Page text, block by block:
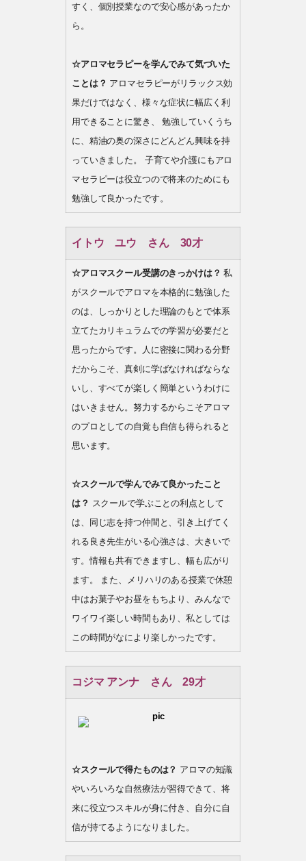
すく、個別授業なので安心感があったか
ら。
☆アロマセラピーを学んでみて気づいた
ことは？ アロマセラピーがリラックス効
果だけではなく、様々な症状に幅広く利
用できることに驚き、 勉強していくうち
に、精油の奥の深さにどんどん興味を持
っていきました。 子育てや介護にもアロ
マセラピーは役立つので将来のためにも
勉強して良かったです。
イトウ ユウ さん 30才
☆アロマスクール受講のきっかけは？ 私
がスクールでアロマを本格的に勉強した
のは、しっかりとした理論のもとで体系
立てたカリキュラムでの学習が必要だと
思ったからです。人に密接に関わる分野
だからこそ、真剣に学ばなければならな
いし、すべてが楽しく簡単というわけに
はいきません。努力するからこそアロマ
のプロとしての自覚も自信も得られると
思います。
☆スクールで学んでみて良かったこと
は？ スクールで学ぶことの利点として
は、同じ志を持つ仲間と、引き上げてく
れる良き先生がいる心強さは、大きいで
す。情報も共有できますし、幅も広がり
ます。 また、メリハリのある授業で休憩
中はお菓子やお昼をもちより、みんなで
ワイワイ楽しい時間もあり、私としては
この時間がなにより楽しかったです。
コジマ アンナ さん 29才
☆スクールで得たものは？ アロマの知識
やいろいろな自然療法が習得できて、将
来に役立つスキルが身に付き、自分に自
信が持てるようになりました。